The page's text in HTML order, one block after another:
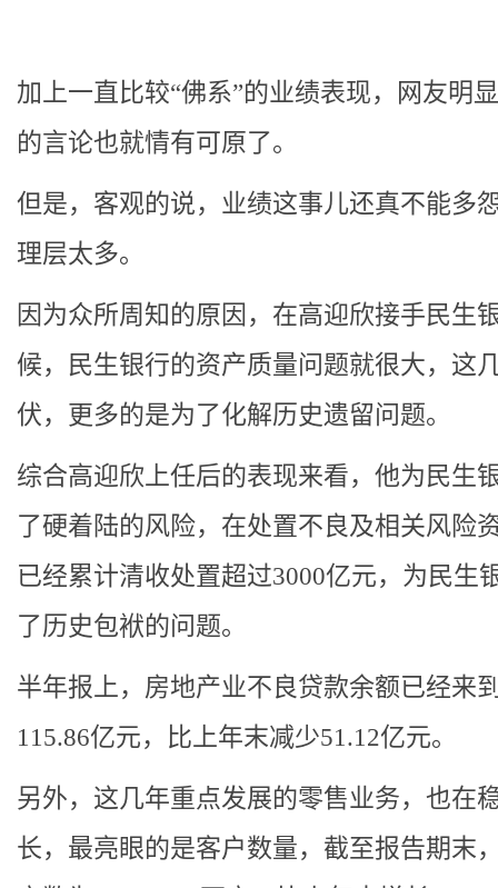
加上一直比较“佛系”的业绩表现，网友明
的言论也就情有可原了。
但是，客观的说，业绩这事儿还真不能多
理层太多。
因为众所周知的原因，在高迎欣接手民生
候，民生银行的资产质量问题就很大，这
伏，更多的是为了化解历史遗留问题。
综合高迎欣上任后的表现来看，他为民生
了硬着陆的风险，在处置不良及相关风险
已经累计清收处置超过3000亿元，为民生
了历史包袱的问题。
半年报上，房地产业不良贷款余额已经来
115.86亿元，比上年末减少51.12亿元。
另外，这几年重点发展的零售业务，也在
长，最亮眼的是客户数量，截至报告期末